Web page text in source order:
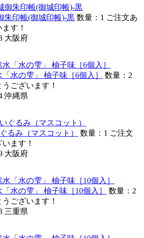
朱印帳(御城印帳)-黒 数量：1 ご注文あ
す！
大阪府
水の雫」 柚子味［6個入］
数量：2
ございます！
沖縄県
るみ（マスコット） 数量：1 ご注文
ます！
大阪府
水の雫」 柚子味［10個入］
数量：2
ございます！
三重県